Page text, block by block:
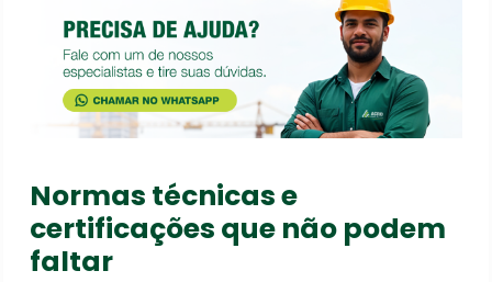
Normas técnicas e
certificações que não podem
faltar